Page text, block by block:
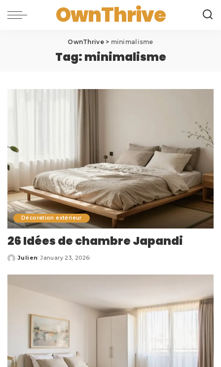
OwnThrive
OwnThrive> minimalisme
Tag:minimalisme
Décoration extérieur
26 Idées de chambre Japandi
Posted
Julien January 23, 2026